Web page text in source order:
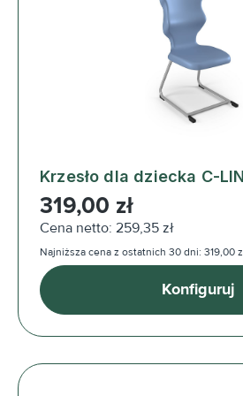
Krzesło dla dziecka C-
Cena regularna:
319,00 zł
Cena netto: 259,35 zł
Najniższa cena z ostatnich 30 dni: 319,00
Konfiguruj